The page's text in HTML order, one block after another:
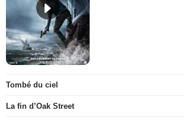
Tombé du ciel
La fin d’Oak Street